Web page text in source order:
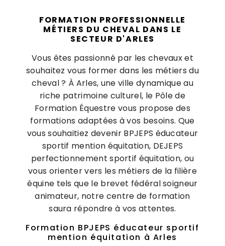
FORMATION PROFESSIONNELLE
MÉTIERS DU CHEVAL DANS LE
SECTEUR D'ARLES
Vous êtes passionné par les chevaux et
souhaitez vous former dans les métiers du
cheval ? À Arles, une ville dynamique au
riche patrimoine culturel, le Pôle de
Formation Équestre vous propose des
formations adaptées à vos besoins. Que
vous souhaitiez devenir BPJEPS éducateur
sportif mention équitation, DEJEPS
perfectionnement sportif équitation, ou
vous orienter vers les métiers de la filière
équine tels que le brevet fédéral soigneur
animateur, notre centre de formation
saura répondre à vos attentes.
Formation BPJEPS éducateur sportif
mention équitation à Arles